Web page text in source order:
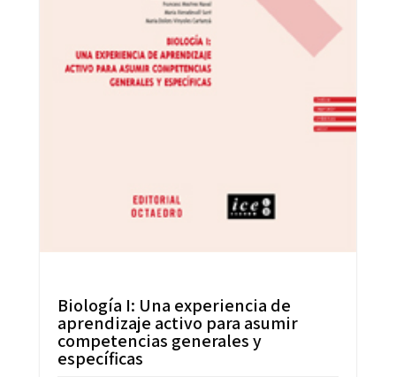
Biología I: Una experiencia de
aprendizaje activo para asumir
competencias generales y
específicas